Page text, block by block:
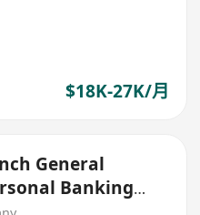
$18K-27K/月
General
Banking